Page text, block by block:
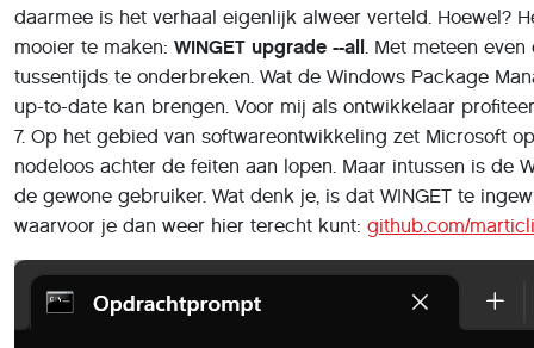
daarmee is het verhaal eigenlijk alweer verteld. Hoewel?
mooier te maken: WINGET upgrade --all. Met meteen
tussentijds te onderbreken. Wat de Windows Package
up-to-date kan brengen. Voor mij als ontwikkelaar
7. Op het gebied van softwareontwikkeling zet Microsoft
nodeloos achter de feiten aan lopen. Maar intussen is de
de gewone gebruiker. Wat denk je, is dat WINGET te
waarvoor je dan weer hier terecht kunt: github.com/